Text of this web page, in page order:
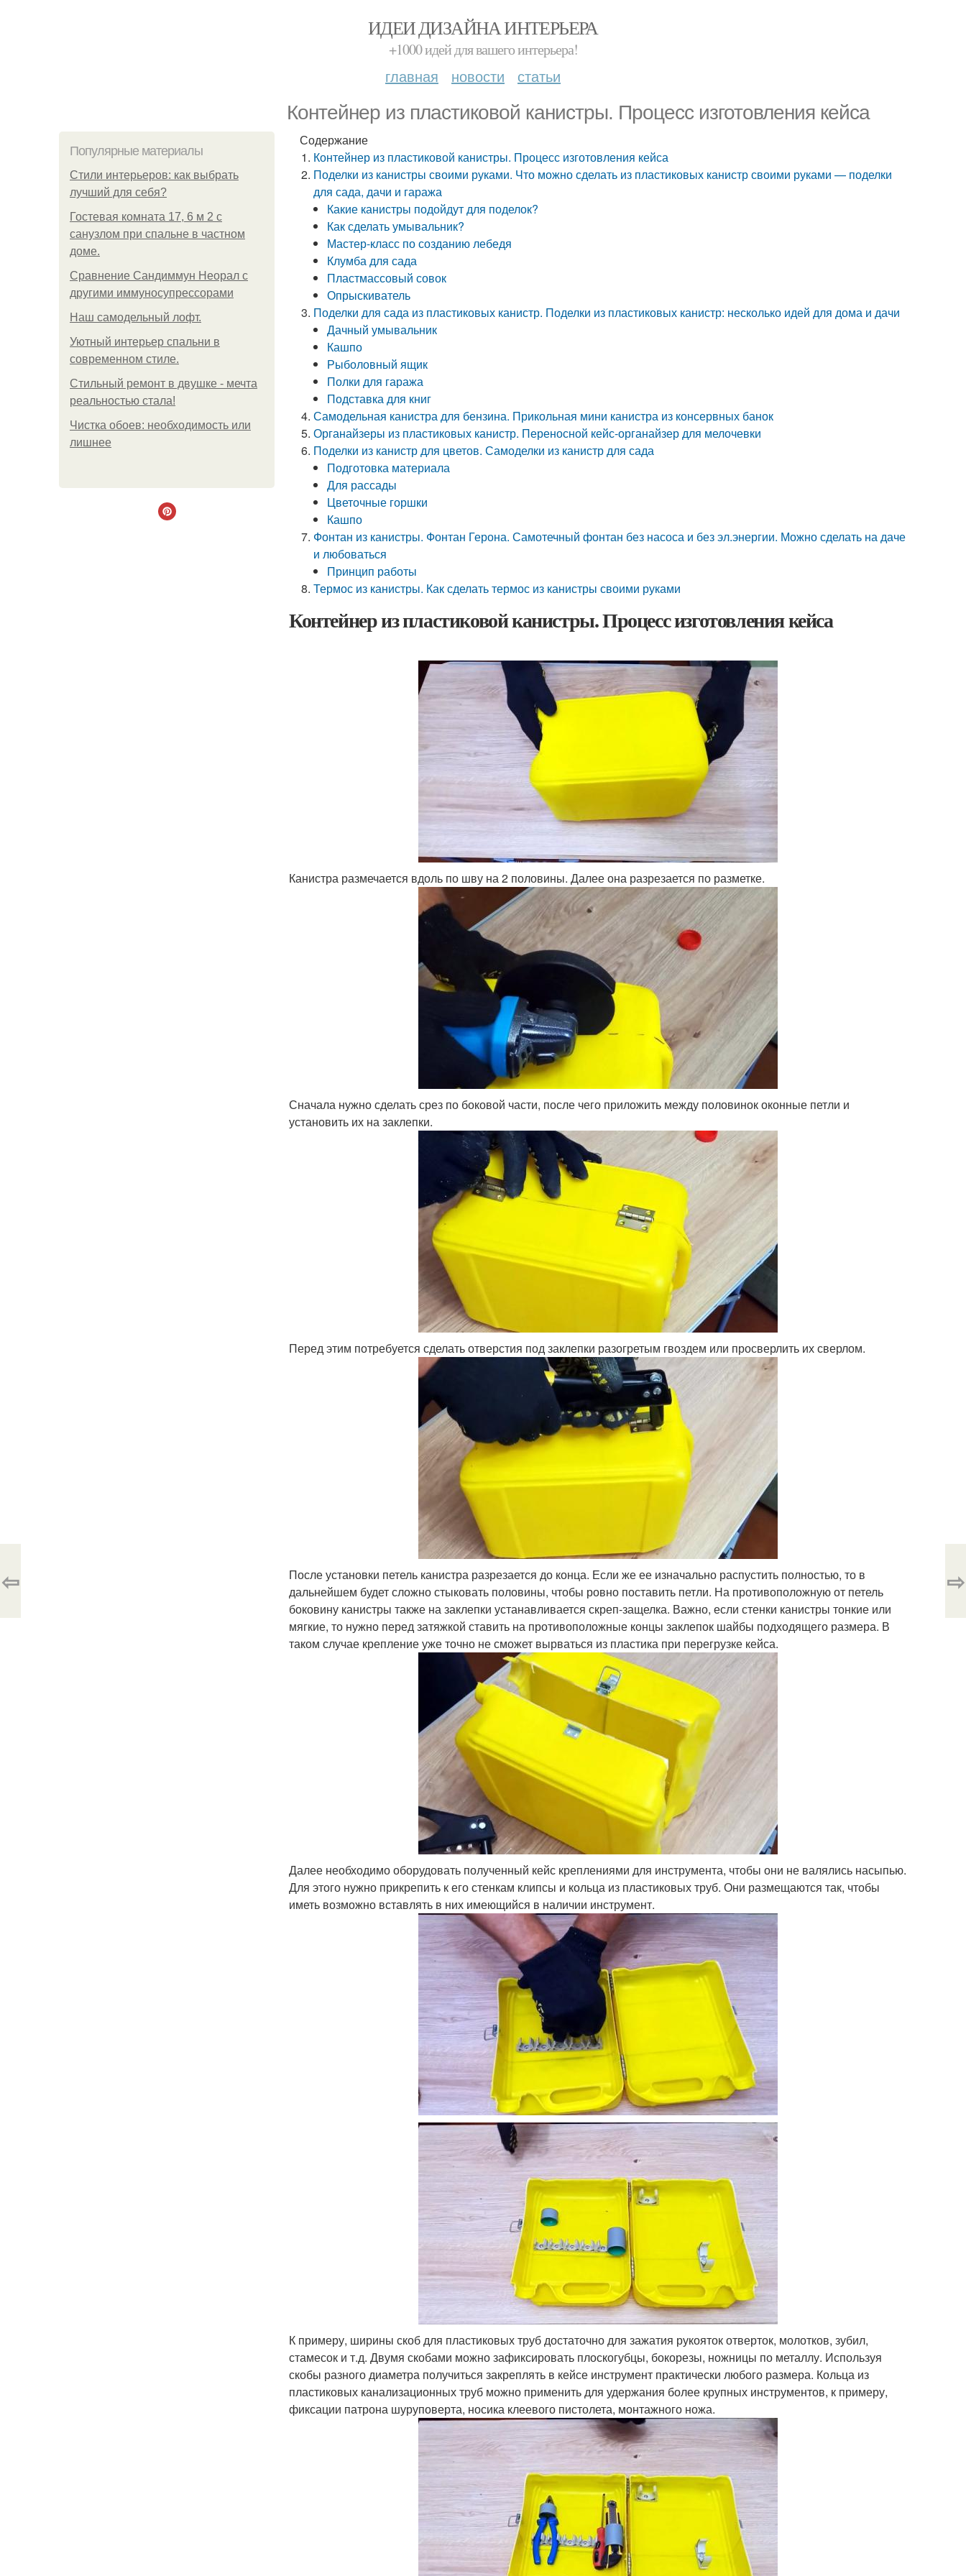
ИДЕИ ДИЗАЙНА ИНТЕРЬЕРА
+1000 идей для вашего интерьера!
главная новости статьи
Контейнер из пластиковой канистры. Процесс изготовления кейса
Популярные материалы
Стили интерьеров: как выбрать
лучший для себя?
Гостевая комната 17, 6 м 2 с
санузлом при спальне в частном
доме.
Сравнение Сандиммун Неорал с
другими иммуносупрессорами
Наш самодельный лофт.
Уютный интерьер спальни в
современном стиле.
Стильный ремонт в двушке - мечта
реальностью стала!
Чистка обоев: необходимость или
лишнее
Содержание
Контейнер из пластиковой канистры. Процесс изготовления кейса
Поделки из канистры своими руками. Что можно сделать из пластиковых канистр своими руками — поделки
для сада, дачи и гаража
Какие канистры подойдут для поделок?
Как сделать умывальник?
Мастер-класс по созданию лебедя
Клумба для сада
Пластмассовый совок
Опрыскиватель
Поделки для сада из пластиковых канистр. Поделки из пластиковых канистр: несколько идей для дома и дачи
Дачный умывальник
Кашпо
Рыболовный ящик
Полки для гаража
Подставка для книг
Самодельная канистра для бензина. Прикольная мини канистра из консервных банок
Органайзеры из пластиковых канистр. Переносной кейс-органайзер для мелочевки
Поделки из канистр для цветов. Самоделки из канистр для сада
Подготовка материала
Для рассады
Цветочные горшки
Кашпо
Фонтан из канистры. Фонтан Герона. Самотечный фонтан без насоса и без эл.энергии. Можно сделать на даче
и любоваться
Принцип работы
Термос из канистры. Как сделать термос из канистры своими руками
Контейнер из пластиковой канистры. Процесс изготовления кейса
Канистра размечается вдоль по шву на 2 половины. Далее она разрезается по разметке.
Сначала нужно сделать срез по боковой части, после чего приложить между половинок оконные петли и
установить их на заклепки.
Перед этим потребуется сделать отверстия под заклепки разогретым гвоздем или просверлить их сверлом.
После установки петель канистра разрезается до конца. Если же ее изначально распустить полностью, то в
дальнейшем будет сложно стыковать половины, чтобы ровно поставить петли. На противоположную от петель
боковину канистры также на заклепки устанавливается скреп-защелка. Важно, если стенки канистры тонкие или
мягкие, то нужно перед затяжкой ставить на противоположные концы заклепок шайбы подходящего размера. В
таком случае крепление уже точно не сможет вырваться из пластика при перегрузке кейса.
Далее необходимо оборудовать полученный кейс креплениями для инструмента, чтобы они не валялись насыпью.
Для этого нужно прикрепить к его стенкам клипсы и кольца из пластиковых труб. Они размещаются так, чтобы
иметь возможно вставлять в них имеющийся в наличии инструмент.
К примеру, ширины скоб для пластиковых труб достаточно для зажатия рукояток отверток, молотков, зубил,
стамесок и т.д. Двумя скобами можно зафиксировать плоскогубцы, бокорезы, ножницы по металлу. Используя
скобы разного диаметра получиться закреплять в кейсе инструмент практически любого размера. Кольца из
пластиковых канализационных труб можно применить для удержания более крупных инструментов, к примеру,
фиксации патрона шуруповерта, носика клеевого пистолета, монтажного ножа.
⇦ ⇨